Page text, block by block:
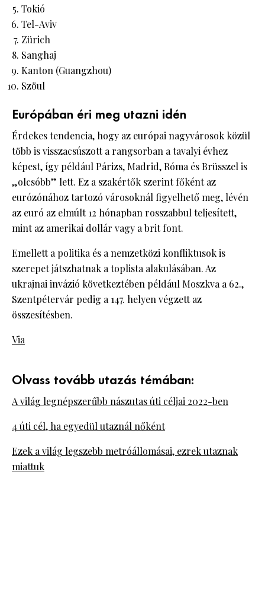
Tokió
Tel-Aviv
Zürich
Sanghaj
Kanton (Guangzhou)
Szöul
Európában éri meg utazni idén
Érdekes tendencia, hogy az európai nagyvárosok közül
több is visszacsúszott a rangsorban a tavalyi évhez
képest, így például Párizs, Madrid, Róma és Brüsszel is
„olcsóbb” lett. Ez a szakértők szerint főként az
eurózónához tartozó városoknál figyelhető meg, lévén
az euró az elmúlt 12 hónapban rosszabbul teljesített,
mint az amerikai dollár vagy a brit font.
Emellett a politika és a nemzetközi konfliktusok is
szerepet játszhatnak a toplista alakulásában. Az
ukrajnai invázió következtében például Moszkva a 62.,
Szentpétervár pedig a 147. helyen végzett az
összesítésben.
Via
Olvass tovább utazás témában:
A világ legnépszerűbb nászutas úti céljai 2022-ben
4 úti cél, ha egyedül utaznál nőként
Ezek a világ legszebb metróállomásai, ezrek utaznak
miattuk